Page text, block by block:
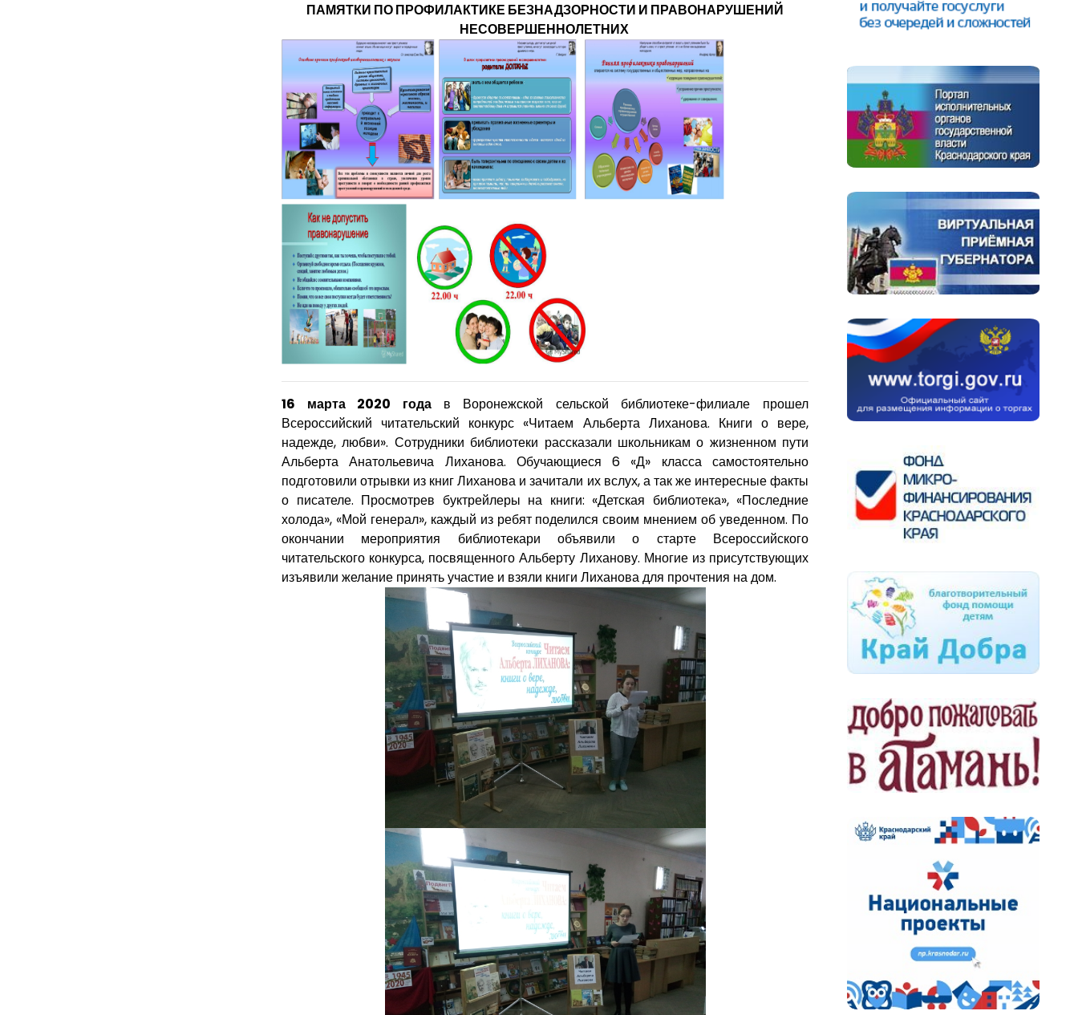
ПАМЯТКИ ПО ПРОФИЛАКТИКЕ БЕЗНАДЗОРНОСТИ И ПРАВОНАРУШЕНИЙ
НЕСОВЕРШЕННОЛЕТНИХ
16 марта 2020 года в Воронежской сельской библиотеке-филиале прошел
Всероссийский читательский конкурс «Читаем Альберта Лиханова. Книги о вере,
надежде, любви». Сотрудники библиотеки рассказали школьникам о жизненном пути
Альберта Анатольевича Лиханова. Обучающиеся 6 «Д» класса самостоятельно
подготовили отрывки из книг Лиханова и зачитали их вслух, а так же интересные факты
о писателе. Просмотрев буктрейлеры на книги: «Детская библиотека», «Последние
холода», «Мой генерал», каждый из ребят поделился своим мнением об уведенном. По
окончании мероприятия библиотекари объявили о старте Всероссийского
читательского конкурса, посвященного Альберту Лиханову. Многие из присутствующих
изъявили желание принять участие и взяли книги Лиханова для прочтения на дом.